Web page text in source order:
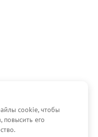
cookie, чтобы
повысить его